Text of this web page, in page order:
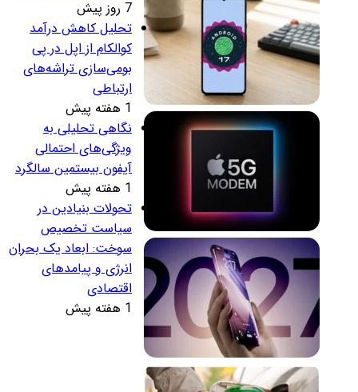
تحلیل کاهش درآمد
کوالکام از اپل در پی
بومی‌سازی تراشه‌های
ارتباطی
نگاهی تحلیلی به
ویژگی‌های احتمالی
آیفون بیستمین سالگرد
تحولات بنیادین در
سیاست تخصیص
سوخت: ابعاد یک بحران
انرژی و پیامدهای
اقتصادی